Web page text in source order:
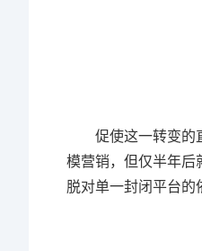
促使这一转变的直
模营销，但仅半年后
脱对单一封闭平台的